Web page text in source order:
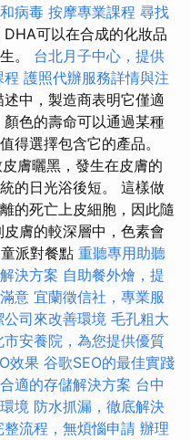
病毒 按摩專業課程 尋找
DHA可以在合成的化妝品
。 台北月子中心，提供
程 護照代辦服務詳情與注
中，製造商表明它僅適
色的壽命可以通過某種
得選擇包含它的產品。
膚曬黑，發生在皮膚的
的日光浴後短。 這樣做
的死亡上皮細胞，因此隨
膚的較深層中，色素會
派對餐點 重聽專用助聽
決方案 自助餐外燴，提
意 宜蘭徵信社，專業服
司來改善環境 毛孔粗大
市安養院，為您提供優質
效果 谷歌SEO的最佳實踐
適的存儲解決方案 台中
境 防水抓漏，徹底解決
流程，無煩惱申請 辦理